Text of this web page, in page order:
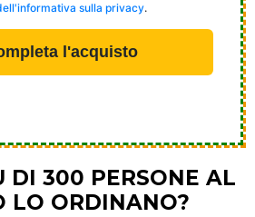
DI 300 PERSONE AL
LO ORDINANO?